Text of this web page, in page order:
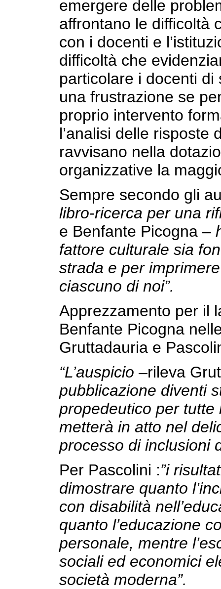
emergere delle
affrontano le difficoltà
con i docenti e
difficoltà che
particolare i docenti
una frustrazione se
proprio intervento
l’analisi delle risposte
ravvisano nella
organizzative la
Sempre secondo gli
libro-ricerca per una
e Benfante Picogna –
fattore culturale sia
strada e per
ciascuno di noi”.
Apprezzamento per il
Benfante Picogna
Gruttadauria e
“L’auspicio –rileva
pubblicazione diventi
propedeutico per
metterà in atto nel
processo di inclusioni
Per Pascolini :”i
dimostrare quanto
con disabilità
quanto l’educazione
personale, mentre
sociali ed economici
società moderna”.